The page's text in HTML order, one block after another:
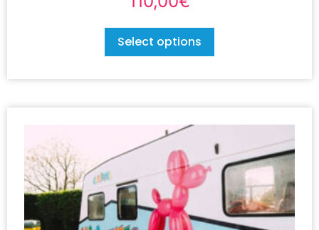
Select options